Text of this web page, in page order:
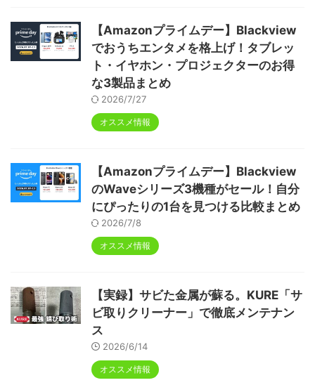
【Amazonプライムデー】Blackview
でおうちエンタメを格上げ！タブレッ
ト・イヤホン・プロジェクターのお得
な3製品まとめ
2026/7/27
オススメ情報
【Amazonプライムデー】Blackview
のWaveシリーズ3機種がセール！自分
にぴったりの1台を見つける比較まとめ
2026/7/8
オススメ情報
【実録】サビた金属が蘇る。KURE「サ
ビ取りクリーナー」で徹底メンテナン
ス
2026/6/14
オススメ情報